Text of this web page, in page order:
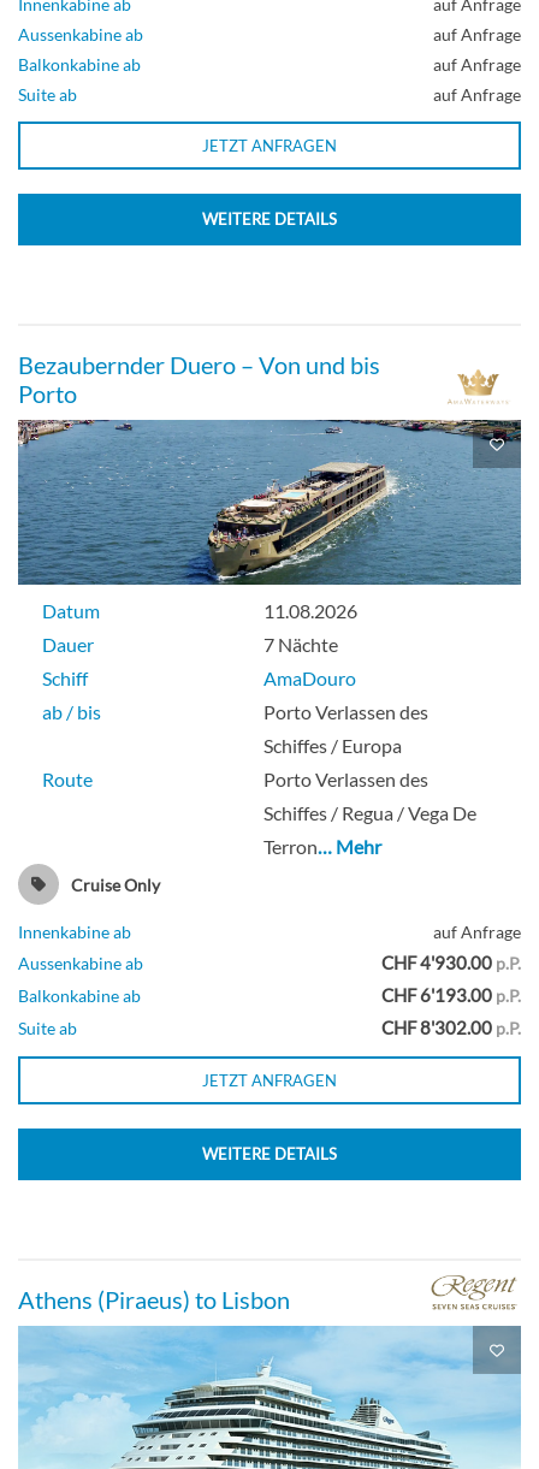
Innenkabine ab
auf Anfrage
Aussenkabine ab
auf Anfrage
Balkonkabine ab
auf Anfrage
Suite ab
auf Anfrage
JETZT ANFRAGEN
WEITERE DETAILS
Bezaubernder Duero – Von und bis
Porto
Datum
11.08.2026
Dauer
7 Nächte
Schiff
AmaDouro
ab / bis
Porto Verlassen des
Schiffes / Europa
Route
Porto Verlassen des
Schiffes / Regua / Vega De
Terron… Mehr
Cruise Only
Innenkabine ab
auf Anfrage
Aussenkabine ab
CHF 4'930.00 p.P.
Balkonkabine ab
CHF 6'193.00 p.P.
Suite ab
CHF 8'302.00 p.P.
JETZT ANFRAGEN
WEITERE DETAILS
Athens (Piraeus) to Lisbon